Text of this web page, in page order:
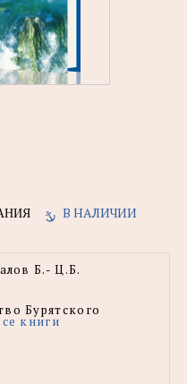
В НАЛИЧИИ
Б.- Ц.Б.
Бурятского
книги